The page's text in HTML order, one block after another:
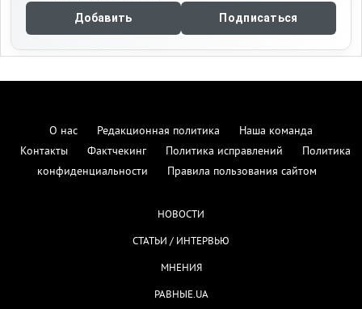
Добавить Подписаться
О нас Редакционная политика
Наша команда
Контакты
Фактчекинг Политика исправлений
Политика
конфиденциальности
Правила пользования сайтом
НОВОСТИ
СТАТЬИ / ИНТЕРВЬЮ
МНЕНИЯ
РАВНЫЕ.UA